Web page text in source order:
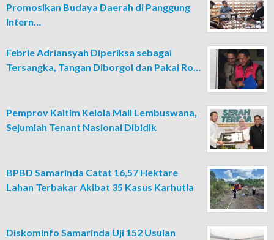
Promosikan Budaya Daerah di Panggung
Intern…
Febrie Adriansyah Diperiksa sebagai
Tersangka, Tangan Diborgol dan Pakai Ro…
Pemprov Kaltim Kelola Mall Lembuswana,
Sejumlah Tenant Nasional Dibidik
BPBD Samarinda Catat 16,57 Hektare
Lahan Terbakar Akibat 35 Kasus Karhutla
Diskominfo Samarinda Uji 152 Usulan